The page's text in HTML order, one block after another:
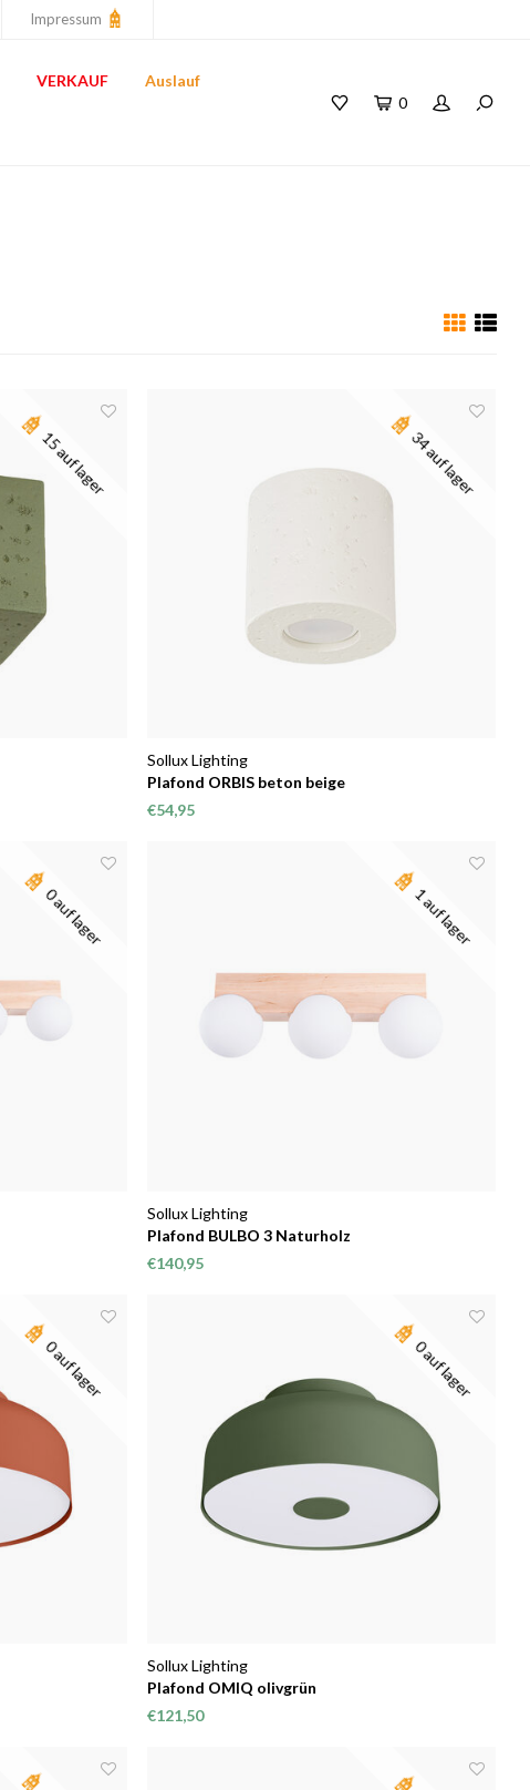
Impressum
VERKAUF Auslauf
0
15 auf lager 34 auf lager
Sollux Lighting
Plafond ORBIS beton beige
€54,95
0 auf lager 1 auf lager
Sollux Lighting
Plafond BULBO 3 Naturholz
€140,95
0 auf lager 0 auf lager
Sollux Lighting
Plafond OMIQ olivgrün
€121,50